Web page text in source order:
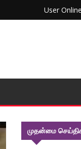
User
முதன்மை